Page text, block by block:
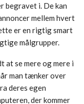
begravet i. De kan
mellem hvert
er en rigtig smart
målgrupper.
at se mere og mere i
man tænker over
deres egen
der kommer